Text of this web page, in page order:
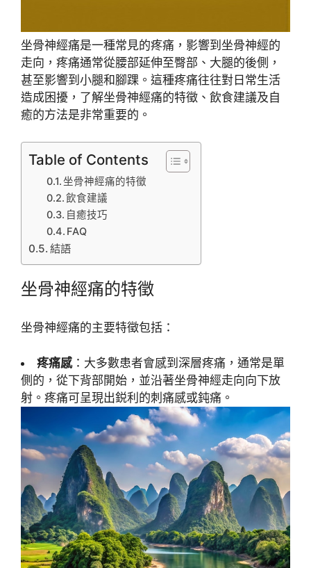
坐骨神經痛是一種常見的疼痛，影響到坐骨神經的
走向，疼痛通常從腰部延伸至臀部、大腿的後側，
甚至影響到小腿和腳踝。這種疼痛往往對日常生活
造成困擾，了解坐骨神經痛的特徵、飲食建議及自
癒的方法是非常重要的。
Table of Contents
坐骨神經痛的特徵
飲食建議
自癒技巧
FAQ
結語
坐骨神經痛的特徵
坐骨神經痛的主要特徵包括：
疼痛感：大多數患者會感到深層疼痛，通常是單
側的，從下背部開始，並沿著坐骨神經走向向下放
射。疼痛可呈現出鋭利的刺痛感或鈍痛。